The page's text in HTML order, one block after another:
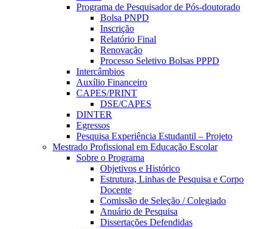
Programa de Pesquisador de Pós-doutorado
Bolsa PNPD
Inscrição
Relatório Final
Renovação
Processo Seletivo Bolsas PPPD
Intercâmbios
Auxílio Financeiro
CAPES/PRINT
DSE/CAPES
DINTER
Egressos
Pesquisa Experiência Estudantil – Projeto
Mestrado Profissional em Educação Escolar
Sobre o Programa
Objetivos e Histórico
Estrutura, Linhas de Pesquisa e Corpo
Docente
Comissão de Seleção / Colegiado
Anuário de Pesquisa
Dissertações Defendidas